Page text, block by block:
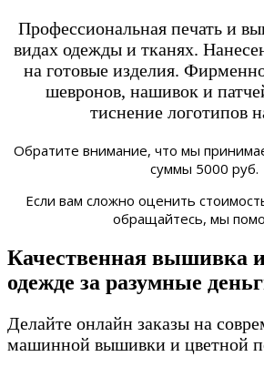
Профессиональная печать и
видах одежды и тканях.
на готовые изделия.
шевронов, нашивок и
тиснение логотипов
Обратите внимание, что мы
суммы 5000 руб.
Если вам сложно оценить
обращайтесь, мы
Качественная вышивка
одежде за разумные
Делайте онлайн заказы на
машинной вышивки и цветной